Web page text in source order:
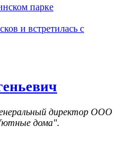
парке
и встретилась с
директор ООО
дома".